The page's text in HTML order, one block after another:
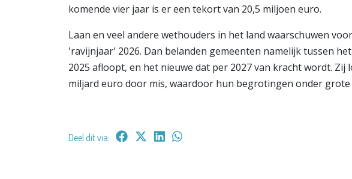
komende vier jaar is er een tekort van 20,5 miljoen euro.
Laan en veel andere wethouders in het land waarschuwen
'ravijnjaar' 2026. Dan belanden gemeenten namelijk tussen
2025 afloopt, en het nieuwe dat per 2027 van kracht wordt.
miljard euro door mis, waardoor hun begrotingen onder
Deel dit via: